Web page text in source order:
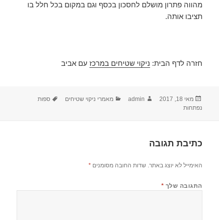
מהווה פתרון מושלם לחסכון בכסף וגם במקום בכל חלל בו
תציבו אותה.
חזרה לדף הבית: ניקוי שטיחים במרכז עם אביב
פורסם
בתאריך
מאי 18, 2017 מחבר
admin קטגוריות
מאמרי ניקוי שטיחים תגיות
ספות
נפתחות
כתיבת תגובה
האימייל לא יוצג באתר. שדות החובה מסומנים*
התגובה שלך *